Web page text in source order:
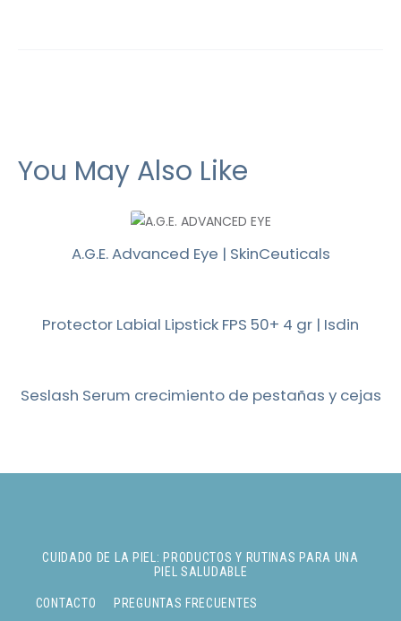
You May Also Like
A.G.E. Advanced Eye | SkinCeuticals
Protector Labial Lipstick FPS 50+ 4 gr | Isdin
Seslash Serum crecimiento de pestañas y cejas
CUIDADO DE LA PIEL: PRODUCTOS Y RUTINAS PARA UNA
PIEL SALUDABLE
CONTACTO PREGUNTAS FRECUENTES